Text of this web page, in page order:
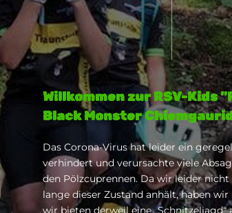
Willkommen zur RSV-Kids
Black Monster
Das Corona-Virus hat leider ein
verhindert und verursachte viele
den Pölzcuprennen. Da wir leider nicht
lange dieser Zustand anhält, haben
wir bieten derweil eine „Schnitzeljagd“